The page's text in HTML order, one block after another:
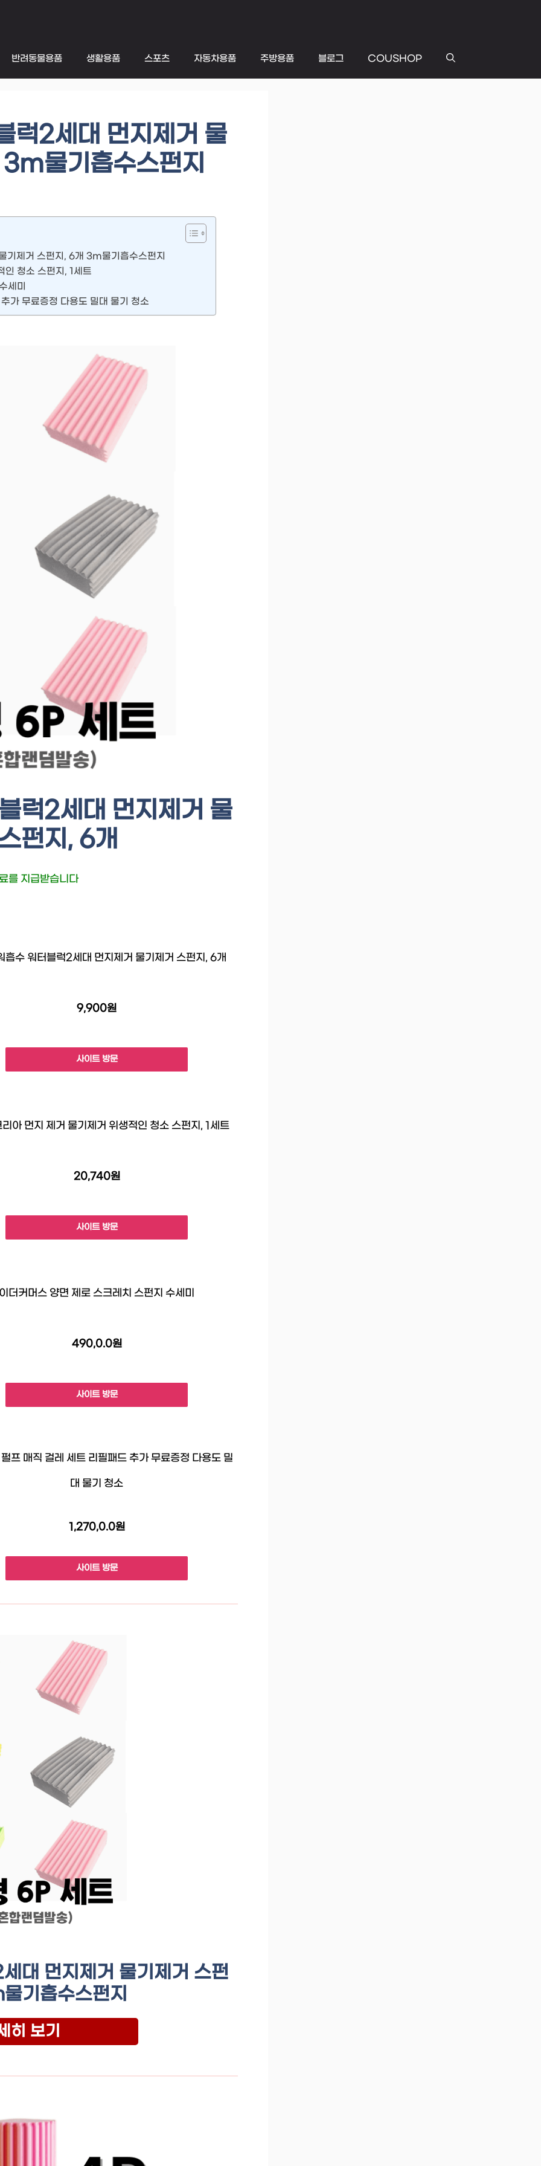
반려동물용품 생활용품 스포츠 자동차용품 주방용품 블로그 COUSHOP
럭2세대 먼지제거 물
물기흡수스펀지
기제거 스펀지, 6개 3m물기흡수스펀지
인 청소 스펀지, 1세트
세미
가 무료증정 다용도 밀대 물기 청소
럭2세대 먼지제거 물
펀지, 6개
를 지급받습니다
흡수 워터블럭2세대 먼지제거 물기제거 스펀지, 6개
9,900원
사이트 방문
아 먼지 제거 물기제거 위생적인 청소 스펀지, 1세트
20,740원
사이트 방문
더커머스 양면 제로 스크레치 스펀지 수세미
490,0.0원
사이트 방문
프 매직 걸레 세트 리필패드 추가 무료증정 다용도 밀
대 물기 청소
1,270,0.0원
사이트 방문
대 먼지제거 물기제거 스펀
기흡수스펀지
히 보기